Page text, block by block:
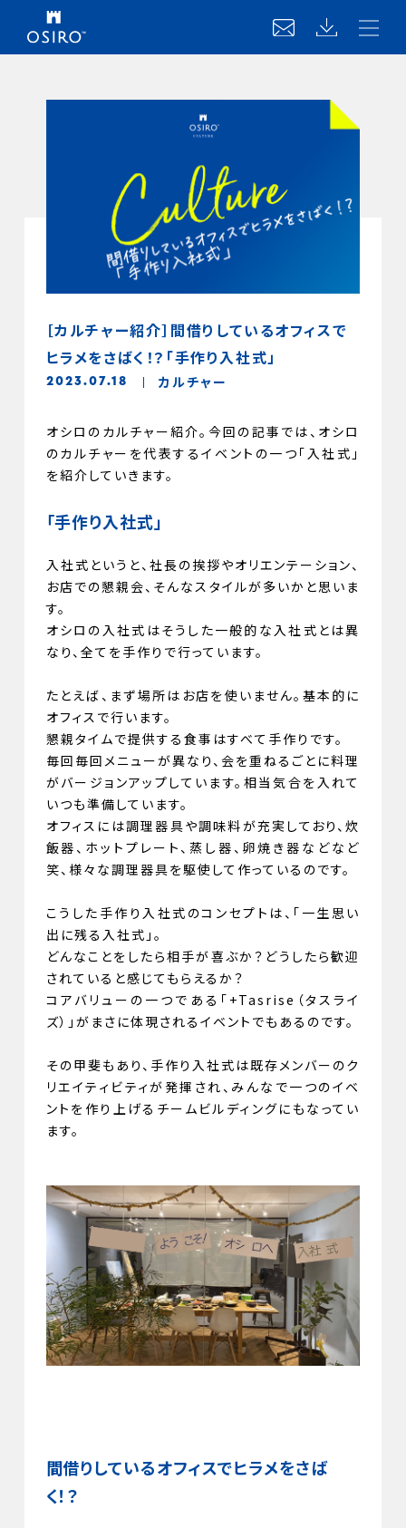
［カルチャー紹介］間借りしているオフィスで
ヒラメをさばく！？「手作り入社式」
2023.07.18 カルチャー
オシロのカルチャー紹介。今回の記事では、オシロ
のカルチャーを代表するイベントの一つ「入社式」
を紹介していきます。
「手作り入社式」
入社式というと、社長の挨拶やオリエンテーション、
お店での懇親会、そんなスタイルが多いかと思いま
す。
オシロの入社式はそうした一般的な入社式とは異
なり、全てを手作りで行っています。
たとえば、まず場所はお店を使いません。基本的に
オフィスで行います。
懇親タイムで提供する食事はすべて手作りです。
毎回毎回メニューが異なり、会を重ねるごとに料理
がバージョンアップしています。相当気合を入れて
いつも準備しています。
オフィスには調理器具や調味料が充実しており、炊
飯器、ホットプレート、蒸し器、卵焼き器などなど
笑、様々な調理器具を駆使して作っているのです。
こうした手作り入社式のコンセプトは、「一生思い
出に残る入社式」。
どんなことをしたら相手が喜ぶか？どうしたら歓迎
されていると感じてもらえるか？
コアバリューの一つである「+Tasrise（タスライ
ズ）」がまさに体現されるイベントでもあるのです。
その甲斐もあり、手作り入社式は既存メンバーのク
リエイティビティが発揮され、みんなで一つのイベ
ントを作り上げるチームビルディングにもなってい
ます。
間借りしているオフィスでヒラメをさば
く！？